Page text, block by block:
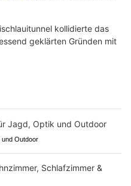
kollidierte das
geklärten Gründen mit
und Outdoor